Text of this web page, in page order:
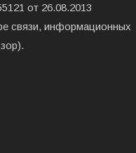
от 26.08.2013
связи, информационных